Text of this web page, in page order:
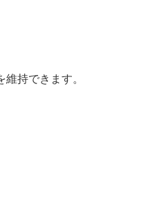
持できます。